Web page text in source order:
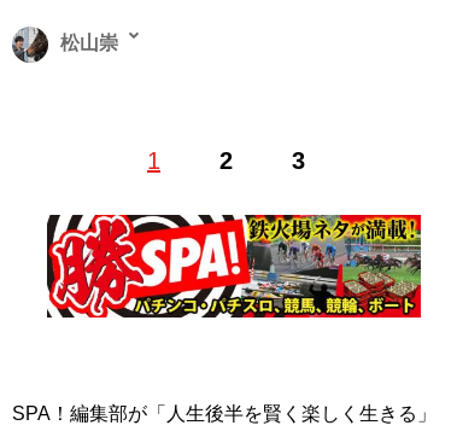
1 2 3
松山崇
者・ライターとして「競馬を一生楽しむ」ためのコンテ
note： https://note.com/shitamTwitter：@shitaM_kbo
記事一覧へ
SPA！編集部が「人生後半を賢く楽しく生きる」